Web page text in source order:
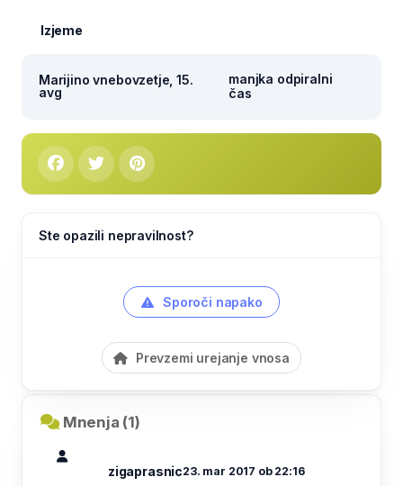
Izjeme
Marijino vnebovzetje, 15.
avg
manjka odpiralni
čas
Ste opazili nepravilnost?
Sporoči napako
Prevzemi urejanje vnosa
Mnenja (1)
zigaprasnic23. mar 2017 ob 22:16